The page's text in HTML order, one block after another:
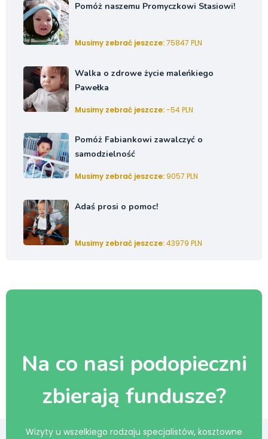
Pomóż naszemu Promyczkowi Stasiowi!
Musimy zebrać jeszcze:75847 PLN
Walka o zdrowe życie maleńkiego
Pawełka
Musimy zebrać jeszcze:-54 PLN
Pomóż Fabiankowi zawalczyć o
samodzielność
Musimy zebrać jeszcze:9057 PLN
Adaś prosi o pomoc!
Musimy zebrać jeszcze:43979 PLN
Na co nasi podopieczni
zbierają fundusze?
Wizyty u wszelkiego rodzaju specjalistów, kosztowne